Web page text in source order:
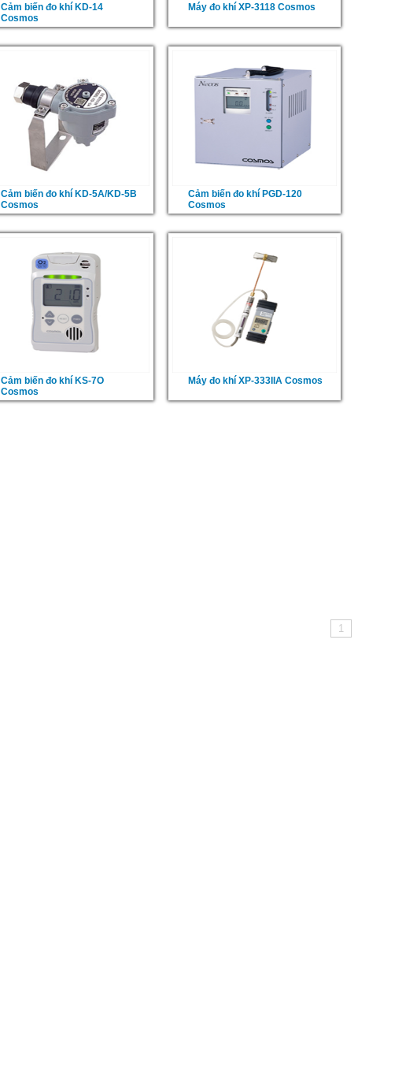
Cảm biến đo khí KD-14
Cosmos
Máy đo khí XP-3118 Cosmos
Cảm biến đo khí KD-5A/KD-5B
Cosmos
Cảm biến đo khí PGD-120
Cosmos
Cảm biến đo khí KS-7O
Cosmos
Máy đo khí XP-333IIA Cosmos
1